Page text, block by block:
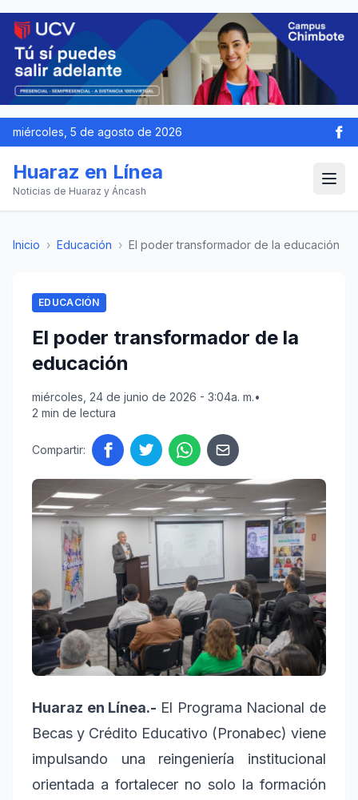
miércoles, 5 de agosto de 2026
Huaraz en Línea
Noticias de Huaraz y Áncash
Inicio › Educación › El poder transformador de la educación
EDUCACIÓN
El poder transformador de la
educación
miércoles, 24 de junio de 2026 - 3:04a. m.•
2 min de lectura
Compartir:
Huaraz en Línea.- El Programa Nacional de
Becas y Crédito Educativo (Pronabec) viene
impulsando una reingeniería institucional
orientada a fortalecer no solo la formación